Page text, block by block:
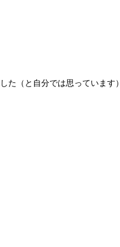
た（と自分では思っています）